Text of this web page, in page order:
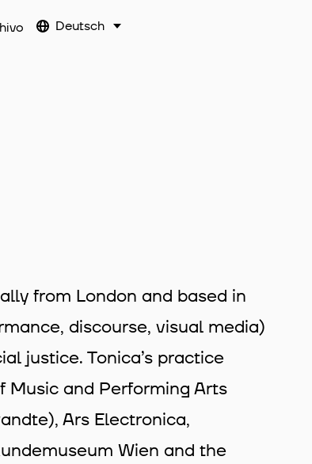
Deutsch
from London and based in
discourse, visual media)
justice. Tonica’s practice
Music and Performing Arts
Ars Electronica,
Wien and the